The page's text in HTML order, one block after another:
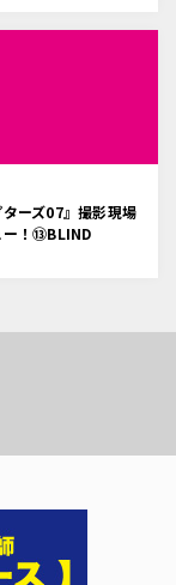
ターズ07』撮影現場
ー！⑬BLIND